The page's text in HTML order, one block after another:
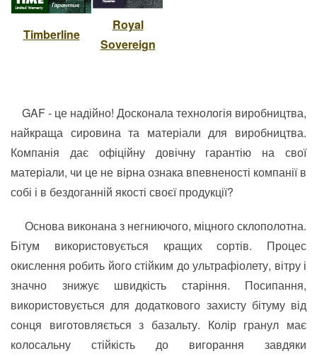
Timberline
Royal
Sovereign
GAF - це надійно! Досконала технологія виробництва,
найкраща сировина та матеріали для виробництва.
Компанія дає офіційну довічну гарантію на свої
матеріали, чи це не вірна ознака впевненості компанії в
собі і в бездоганній якості своєї продукції?
Основа виконана з негниючого, міцного склополотна.
Бітум використовується кращих сортів. Процес
окислення робить його стійким до ультрафіолету, вітру і
значно знижує швидкість старіння. Посипання,
використовується для додаткового захисту бітуму від
сонця виготовляється з базальту. Колір гранул має
колосальну стійкість до вигорання завдяки